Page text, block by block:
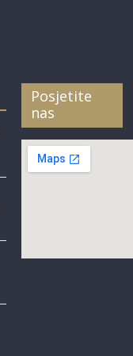
Posjetite
nas